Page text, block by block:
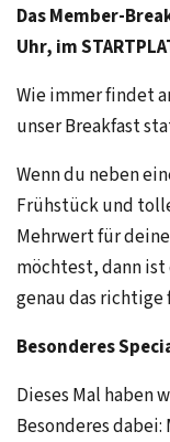
Das Member-
Uhr, im
Wie immer findet
unser Breakfast
Wenn du neben
Frühstück und
Mehrwert für
möchtest, dann
genau das richtige
Besonderes
Dieses Mal haben
Besonderes